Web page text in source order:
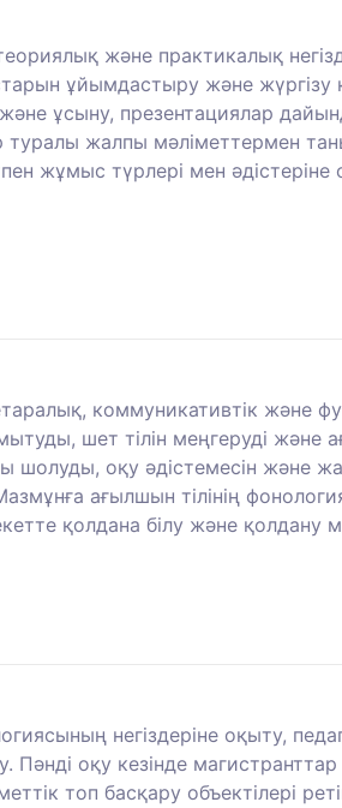
және практикалық
ұйымдастыру және жүргізу
ұсыну, презентациялар
жалпы мәліметтермен
жұмыс түрлері мен
коммуникативтік және
шет тілін меңгеруді және
шолуды, оқу әдістемесін
ағылшын тілінің
қолдана білу және қолдану
негіздеріне оқыту,
оқу кезінде
топ басқару объектілері